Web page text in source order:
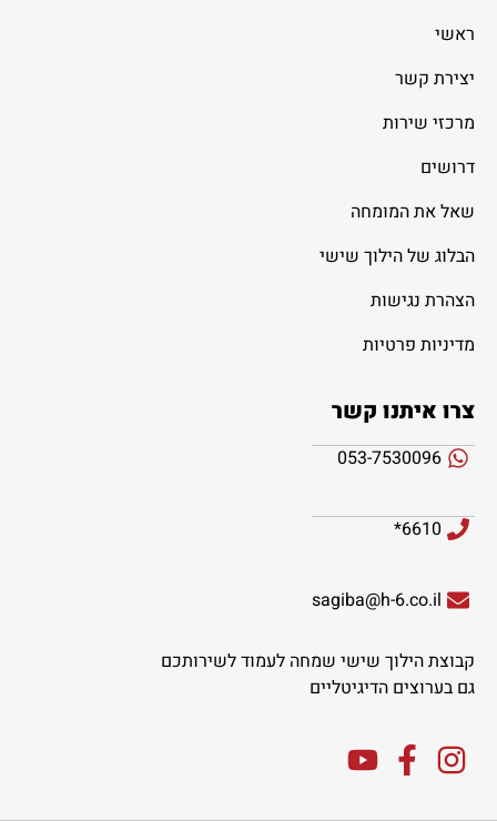
ראשי
יצירת קשר
מרכזי שירות
דרושים
שאל את המומחה
הבלוג של הילוך שישי
הצהרת נגישות
מדיניות פרטיות
צרו איתנו קשר
053-7530096
6610*
sagiba@h-6.co.il
קבוצת הילוך שישי שמחה לעמוד לשירותכם
גם בערוצים הדיגיטליים